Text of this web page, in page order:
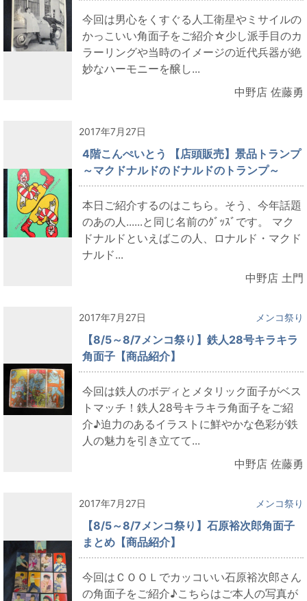
今回は男心をくすぐる人工衛星やミサイルの
かっこいい角面子をご紹介☆少し派手目のカ
ラーリングや当時のイメージの近代兵器が絶
妙なハーモニーを醸し...
中野店 佐藤勇
2017年7月27日
4階こんぺいとう 【店頭販売】景品トランプ
～マクドナルドのドナルドのトランプ～
本日ご紹介するのはこちら。そう、今年話題
のあの人......と同じ名前のｸﾞｯｽﾞです。 マク
ドナルドといえばこの人、ロナルド・マクド
ナルド...
中野店 土門
2017年7月27日 メンコ祭り
【8/5～8/7メンコ祭り】鉄人28号キラキラ
角面子【商品紹介】
今回は鉄人のボディとメタリック面子がベス
トマッチ！鉄人28号キラキラ角面子をご紹
介♪迫力のあるイラストに鮮やかな色彩が鉄
人の魅力を引き立てて...
中野店 佐藤勇
2017年7月27日 メンコ祭り
【8/5～8/7メンコ祭り】石原裕次郎角面子
まとめ【商品紹介】
今回はＣＯＯＬでカッコいい石原裕次郎さん
の角面子をご紹介♪こちらはご本人の写真が